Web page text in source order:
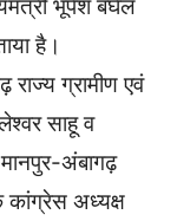
भूपेश बघेल
है।
राज्य ग्रामीण एवं
साहू व
अंबागढ़
कांग्रेस अध्यक्ष